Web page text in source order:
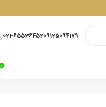
021-6553645209125094179
0